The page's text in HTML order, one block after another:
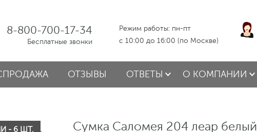
8-800-700-17-34
Бесплатные звонки
Режим работы: пн-пт
с 10:00 до 16:00 (по Москве)
ОТЗЫВЫ ОТВЕТЫ О КОМПАНИИ
Сумка Саломея 204 леар белый
- 6 ШТ.